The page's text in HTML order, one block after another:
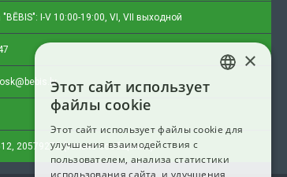
I-V 10:00-19:00, VI, VII выходной
20579272 (только сообщения)
×
Этот сайт использует
файлы cookie
Этот сайт использует файлы cookie для
улучшения взаимодействия с
пользователем, анализа статистики
использования сайта, и улучшения